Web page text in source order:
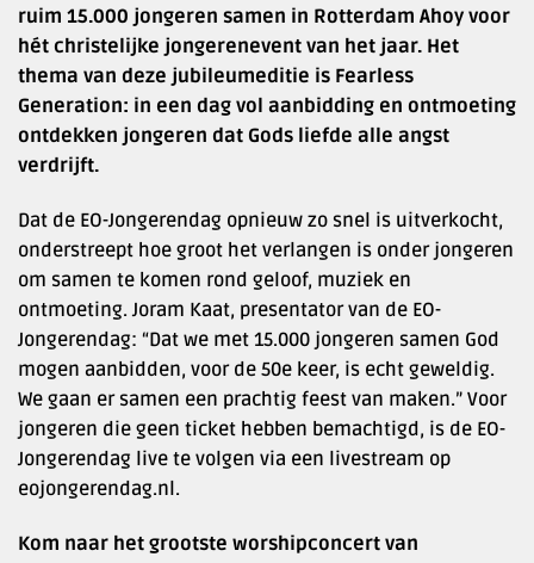
ruim 15.000 jongeren samen in Rotterdam Ahoy voor
hét christelijke jongerenevent van het jaar. Het
thema van deze jubileumeditie is Fearless
Generation: in een dag vol aanbidding en ontmoeting
ontdekken jongeren dat Gods liefde alle angst
verdrijft.
Dat de EO-Jongerendag opnieuw zo snel is uitverkocht,
onderstreept hoe groot het verlangen is onder jongeren
om samen te komen rond geloof, muziek en
ontmoeting. Joram Kaat, presentator van de EO-
Jongerendag: “Dat we met 15.000 jongeren samen God
mogen aanbidden, voor de 50e keer, is echt geweldig.
We gaan er samen een prachtig feest van maken.” Voor
jongeren die geen ticket hebben bemachtigd, is de EO-
Jongerendag live te volgen via een livestream op
eojongerendag.nl.
Kom naar het grootste worshipconcert van